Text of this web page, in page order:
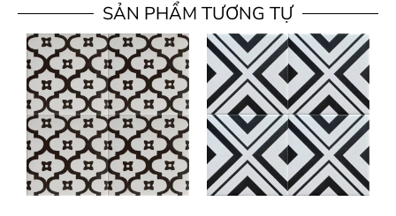
SẢN PHẨM TƯƠNG TỰ